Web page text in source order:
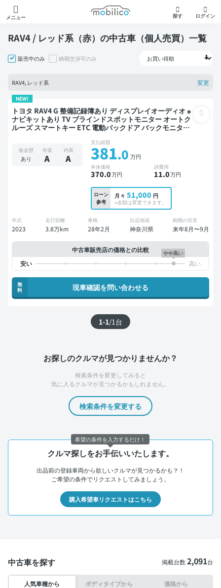
メニュー
モビリコ
探す ログイン
RAV4 / レッド系（赤）の中古車（個人売買）一覧
販売中のみ 納期交渉可のみ
RAV4, レッド系 変更
NEW!
トヨタ RAV4 G 整備記録簿あり ディスプレイオーディオ ※
ナビキットあり TV ブラインドスポットモニター オートク
ルーズ スマートキー ETC 電動バックドア バックモニター
板金歴
あり
外装
A
内装
A
支払総額
381.0 万円
本体価格
370.0万円
諸費用
11.0万円
ローン
参考
月々 51,000 円
※金額は変更できます。
年式
2023
走行距離
3.8万km
車検
28年2月
出品地域
神奈川県
納期の目安
来年8月〜9月
中古車販売店の価格との比較 やや高い
無
料
現車確認を問い合わせる
1-1/1台
お探しのクルマが見つかりませんか？
検索条件を変更してみると
気に入るクルマが見つかるかもしれません。
検索条件を変更する
クルマ探しをお手伝いいたします。
出品前の登録車両から欲しいクルマが見つかるかも？！
ご希望の条件でリクエストしてみましょう。
購入希望車リクエストはこちら
中古車を探す 掲載台数2,091台
人気車種から ボディタイプから 価格から
希望の条件を入力するだけ！